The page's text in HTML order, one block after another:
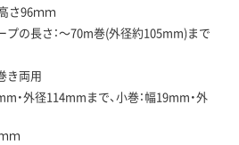
さ96ｍｍ
の長さ：～70m巻(外径約105mm)まで
き両用
・外径114mmまで、小巻：幅19mm・外
ｍ